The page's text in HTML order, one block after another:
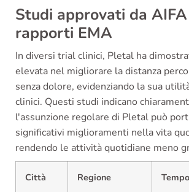
Studi approvati da
rapporti EMA
In diversi trial clinici, Pletal ha
elevata nel migliorare la distanza
senza dolore, evidenziando la sua
clinici. Questi studi indicano
l'assunzione regolare di Pletal può
significativi miglioramenti nella vita
rendendo le attività quotidiane meno
Città Regione